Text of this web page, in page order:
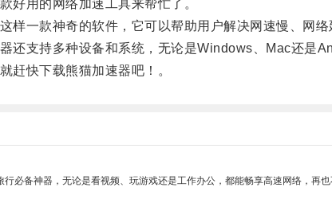
用的网络加速工具来帮忙了。
一款神奇的软件，它可以帮助用户解决网速慢、网络
支持多种设备和系统，无论是Windows、Mac还是
快下载熊猫加速器吧！。
必备神器，无论是看视频、玩游戏还是工作办公，都能畅享高速网络，再也